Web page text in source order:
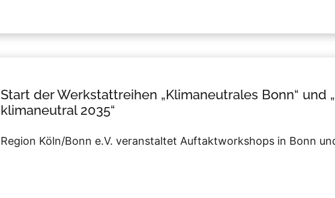
Start der Werkstattreihen „Klimaneutrales Bonn“ und
klimaneutral 2035“
Region Köln/Bonn e.V. veranstaltet Auftaktworkshops in Bonn